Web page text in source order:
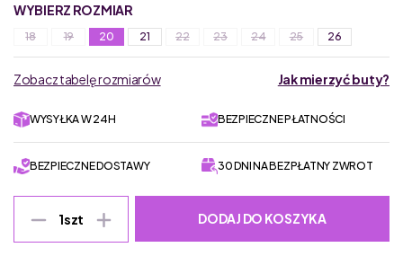
WYBIERZ ROZMIAR
18 19 20 21 22 23 24 25 26
Zobacz tabelę rozmiarów Jak mierzyć buty?
WYSYŁKA W 24H BEZPIECZNE PŁATNOŚCI
BEZPIECZNE DOSTAWY 30 DNI NA BEZPŁATNY ZWROT
1szt DODAJ DO KOSZYKA